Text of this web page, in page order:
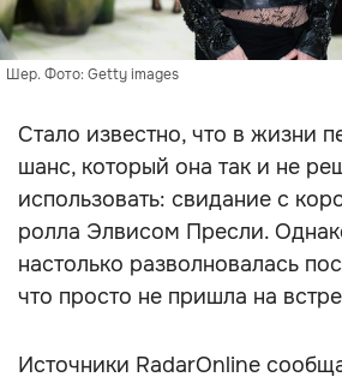
Шер. Фото: Getty images
Стало известно, что в жизни
шанс, который она так и не
использовать: свидание с
ролла Элвисом Пресли.
настолько разволновалась
что просто не пришла на
Источники RadarOnline